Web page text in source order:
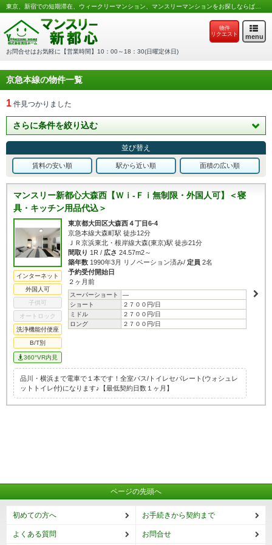
お問合せはお気軽に【営業時間】10：00～18：30(日曜定休日)
menu
物件
リクエスト
京急本線の物件一覧
1 件見つかりました
さらに条件を絞り込む
並び替え
賃料の安い順 駅から近い順 面積の広い順
マンスリー新都心大森西【Ｗｉ-Ｆｉ無制限・外国人可】＜寝
具・キッチン用品代込＞
インターネット
外国人可
子供可
オートロック
洗浄機能付便座
B/T別
360°VR内見
東京都大田区大森西４丁目6-4
京急本線大森町駅 徒歩12分
ＪＲ京浜東北・根岸線大森(東京)駅 徒歩21分
間取り 1R / 広さ 24.57m2～
築年数 1990年3月 リノベーション済み/ 定員 2名
予約受付開始日
２ヶ月前
スーパーショート
―
ショート
２７００円/日
ミドル
２７００円/日
ロング
２７００円/日
品川・横浜まで電車で１本です！全室バス/トイレセパレート(ウォシュレ
ットトイレ付)になります♪【最低契約日数１ヶ月】
ページの先頭へ
初めての方へ お手続きから契約まで
よくある質問 お問合せ